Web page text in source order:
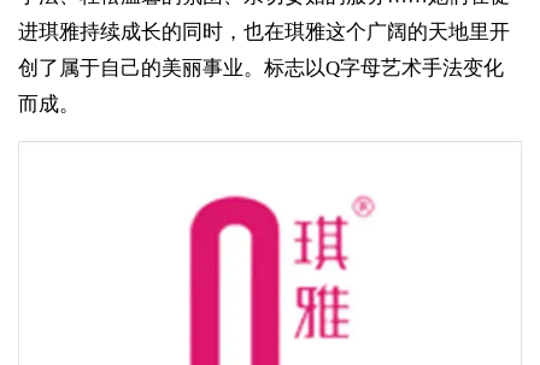
进琪雅持续成长的同时，也在琪雅这个广阔的天地里开
创了属于自己的美丽事业。标志以Q字母艺术手法变化
而成。